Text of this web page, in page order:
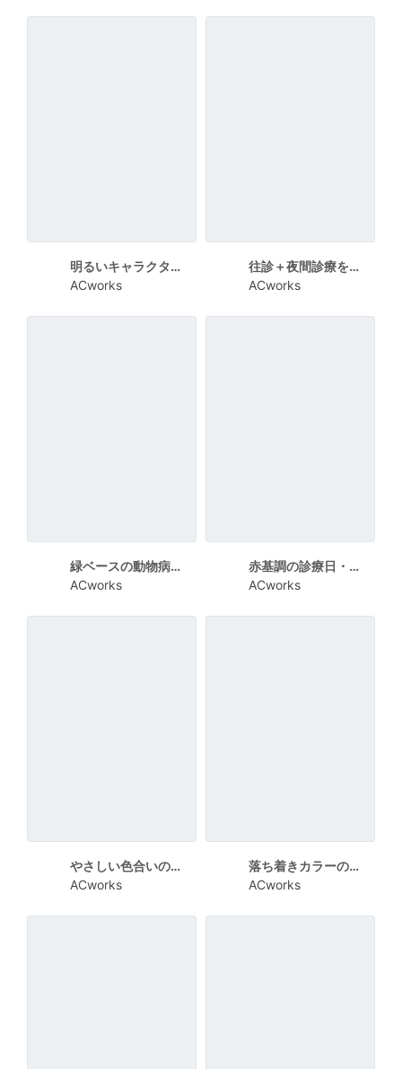
明るいキャラクター風のワクチン接種案内チラシ
ACworks
往診＋夜間診療を知らせる動物病院チラシ
ACworks
緑ベースの動物病院オープン告知チラシ
ACworks
赤基調の診療日・時間変更お知らせチラシ
ACworks
やさしい色合いの犬猫健康診断案内チラシ
ACworks
落ち着きカラーのミーティングルーム利用ルールチラシ
ACworks